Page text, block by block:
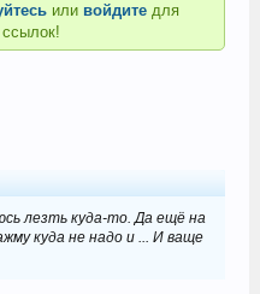
или войдите для
лезть куда-то. Да ещё на
куда не надо и ... И ваще